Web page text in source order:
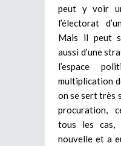
peut y voir
l’électorat
Mais il peut
aussi d’une
l’espace
multiplication
on se sert très
procuration,
tous les cas,
nouvelle et a